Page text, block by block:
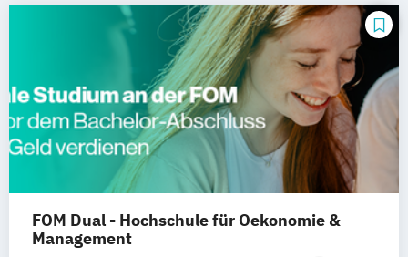
FOM Dual - Hochschule für Oekonomie &
Management